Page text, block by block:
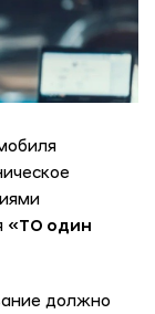
«ТО один
должно